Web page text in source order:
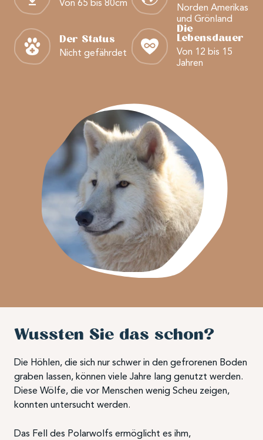
Von 65 bis 80cm
Norden Amerikas
und Grönland
Der Status
Nicht gefährdet
Die
Lebensdauer
Von 12 bis 15
Jahren
Wussten Sie das schon?
Die Höhlen, die sich nur schwer in den gefrorenen Boden
graben lassen, können viele Jahre lang genutzt werden.
Diese Wölfe, die vor Menschen wenig Scheu zeigen,
konnten untersucht werden.
Das Fell des Polarwolfs ermöglicht es ihm,